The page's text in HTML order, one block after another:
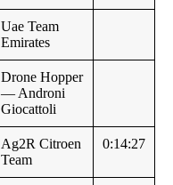
Uae Team
Emirates
Drone Hopper
— Androni
Giocattoli
Ag2R Citroen
Team
0:14:27